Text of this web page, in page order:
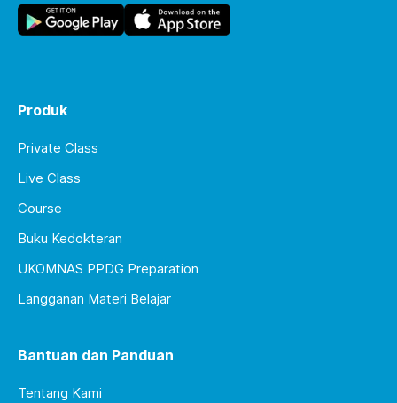
Produk
Private Class
Live Class
Course
Buku Kedokteran
UKOMNAS PPDG Preparation
Langganan Materi Belajar
Bantuan dan Panduan
Tentang Kami